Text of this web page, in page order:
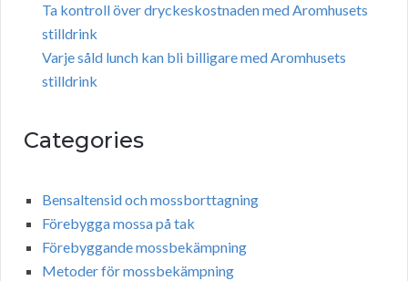
Ta kontroll över dryckeskostnaden med Aromhusets
stilldrink
Varje såld lunch kan bli billigare med Aromhusets
stilldrink
Categories
Bensaltensid och mossborttagning
Förebygga mossa på tak
Förebyggande mossbekämpning
Metoder för mossbekämpning